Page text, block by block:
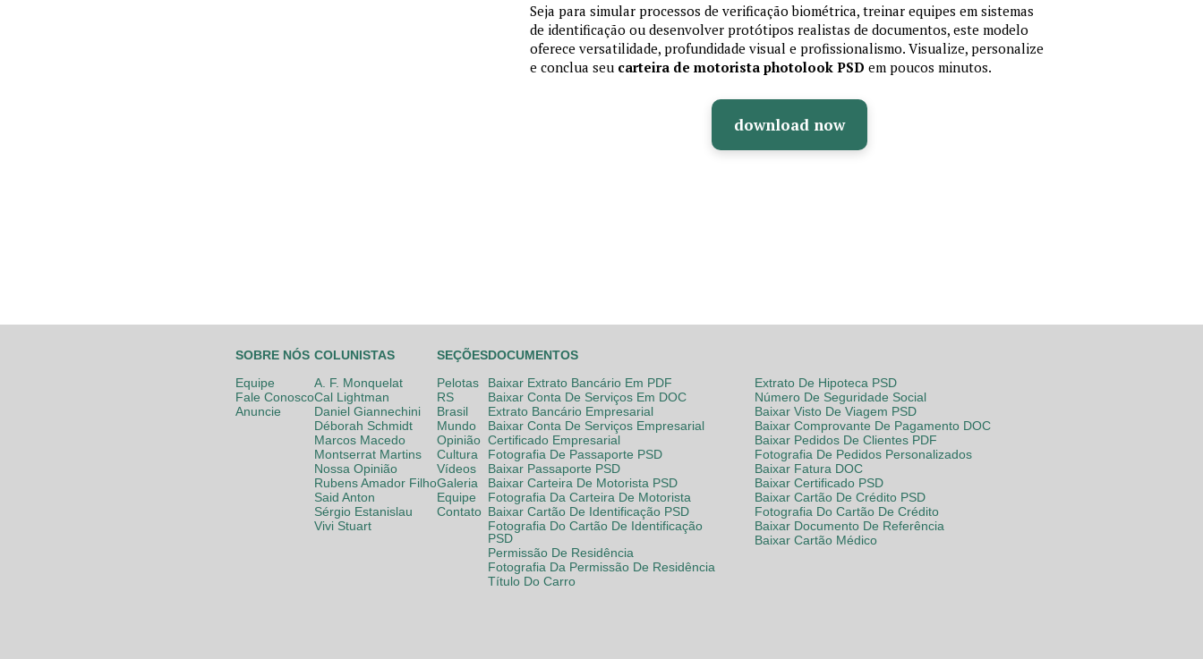
Seja para simular processos de verificação biométrica, treinar equipes em sistemas
de identificação ou desenvolver protótipos realistas de documentos, este modelo
oferece versatilidade, profundidade visual e profissionalismo. Visualize, personalize
e conclua seu carteira de motorista photolook PSD em poucos minutos.
download now
SOBRE NÓS
Equipe
Fale Conosco
Anuncie
COLUNISTAS
A. F. Monquelat
Cal Lightman
Daniel Giannechini
Déborah Schmidt
Marcos Macedo
Montserrat Martins
Nossa Opinião
Rubens Amador Filho
Said Anton
Sérgio Estanislau
Vivi Stuart
SEÇÕES
Pelotas
RS
Brasil
Mundo
Opinião
Cultura
Vídeos
Galeria
Equipe
Contato
DOCUMENTOS
Baixar Extrato Bancário Em PDF
Baixar Conta De Serviços Em DOC
Extrato Bancário Empresarial
Baixar Conta De Serviços Empresarial
Certificado Empresarial
Fotografia De Passaporte PSD
Baixar Passaporte PSD
Baixar Carteira De Motorista PSD
Fotografia Da Carteira De Motorista
Baixar Cartão De Identificação PSD
Fotografia Do Cartão De Identificação
PSD
Permissão De Residência
Fotografia Da Permissão De Residência
Título Do Carro
Extrato De Hipoteca PSD
Número De Seguridade Social
Baixar Visto De Viagem PSD
Baixar Comprovante De Pagamento DOC
Baixar Pedidos De Clientes PDF
Fotografia De Pedidos Personalizados
Baixar Fatura DOC
Baixar Certificado PSD
Baixar Cartão De Crédito PSD
Fotografia Do Cartão De Crédito
Baixar Documento De Referência
Baixar Cartão Médico